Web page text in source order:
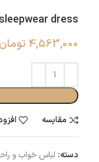
dress
4,563,000 تومان
مقایسه
دسته: لباس خواب و